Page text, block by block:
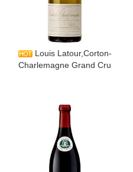
​Louis Latour,Corton-
Charlemagne Grand Cru